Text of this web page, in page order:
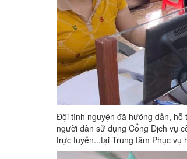
Đội tình nguyện đã hướng dẫn, hỗ
người dân sử dụng Cổng Dịch vụ
trực tuyến...tại Trung tâm Phục vụ